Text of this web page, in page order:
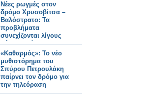
Νέες ρωγμές στον
δρόμο Χρυσοβίτσα –
Βαλόστρατο: Τα
προβλήματα
συνεχίζονται λίγους
μήνες μετά την
ασφαλτόστρωση
«Καθαρμός»: Το νέο
μυθιστόρημα του
Σπύρου Πετρουλάκη
παίρνει τον δρόμο για
την τηλεόραση